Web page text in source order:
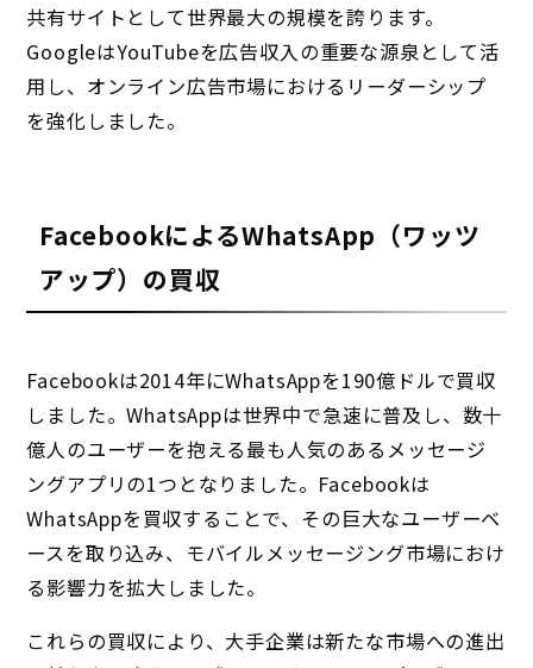
共有サイトとして世界最大の規模を誇ります。
GoogleはYouTubeを広告収入の重要な源泉として活
用し、オンライン広告市場におけるリーダーシップ
を強化しました。
FacebookによるWhatsApp（ワッツ
アップ）の買収
Facebookは2014年にWhatsAppを190億ドルで買収
しました。WhatsAppは世界中で急速に普及し、数十
億人のユーザーを抱える最も人気のあるメッセージ
ングアプリの1つとなりました。Facebookは
WhatsAppを買収することで、その巨大なユーザーベ
ースを取り込み、モバイルメッセージング市場におけ
る影響力を拡大しました。
これらの買収により、大手企業は新たな市場への進出